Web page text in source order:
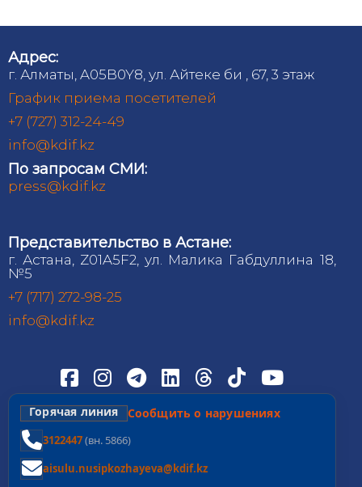
Адрес:
г. Алматы, A05B0Y8, ул. Айтеке би , 67, 3 этаж
График приема посетителей
+7 (727) 312-24-49
info@kdif.kz
По запросам СМИ:
press@kdif.kz
Представительство в Астане:
г. Астана, Z01A5F2, ул. Малика Габдуллина 18,
№5
+7 (717) 272-98-25
info@kdif.kz
Горячая линия Сообщить о нарушениях
3122447(вн. 5866)
aisulu.nusipkozhayeva@kdif.kz